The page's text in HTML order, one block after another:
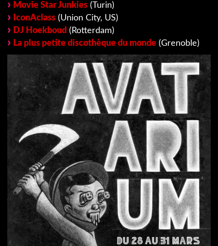
Movie Star Junkies (Turin)
IconAclass (Union City, US)
DJ Hoekboud (Rotterdam)
La plus petite discothèque du monde (Grenoble)